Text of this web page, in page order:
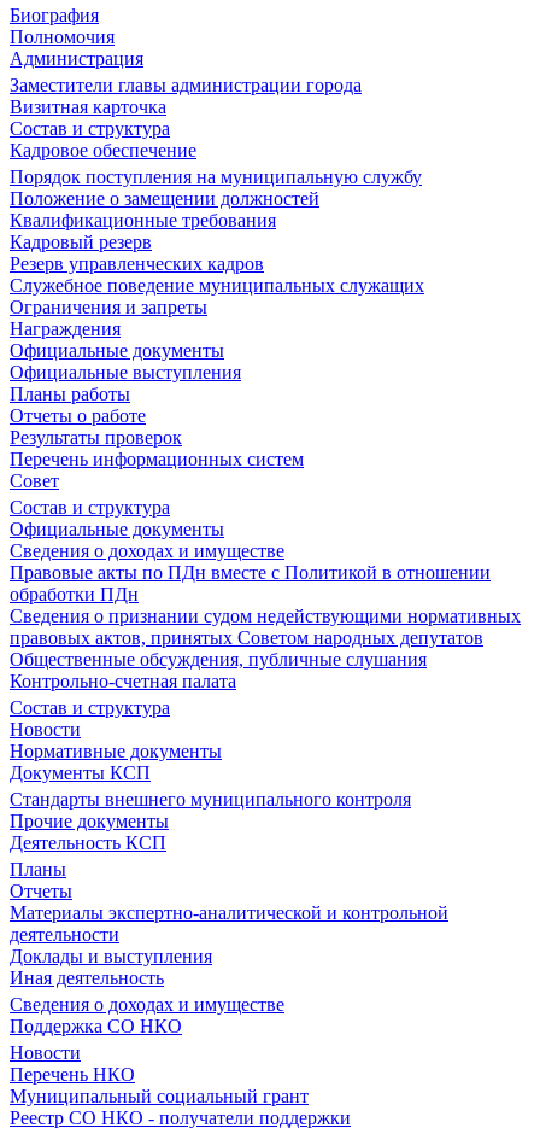
Биография
Полномочия
Администрация
Заместители главы администрации города
Визитная карточка
Состав и структура
Кадровое обеспечение
Порядок поступления на муниципальную службу
Положение о замещении должностей
Квалификационные требования
Кадровый резерв
Резерв управленческих кадров
Служебное поведение муниципальных служащих
Ограничения и запреты
Награждения
Официальные документы
Официальные выступления
Планы работы
Отчеты о работе
Результаты проверок
Перечень информационных систем
Совет
Состав и структура
Официальные документы
Сведения о доходах и имуществе
Правовые акты по ПДн вместе с Политикой в отношении
обработки ПДн
Сведения о признании судом недействующими нормативных
правовых актов, принятых Советом народных депутатов
Общественные обсуждения, публичные слушания
Контрольно-счетная палата
Состав и структура
Новости
Нормативные документы
Документы КСП
Стандарты внешнего муниципального контроля
Прочие документы
Деятельность КСП
Планы
Отчеты
Материалы экспертно-аналитической и контрольной
деятельности
Доклады и выступления
Иная деятельность
Сведения о доходах и имуществе
Поддержка СО НКО
Новости
Перечень НКО
Муниципальный социальный грант
Реестр СО НКО - получатели поддержки